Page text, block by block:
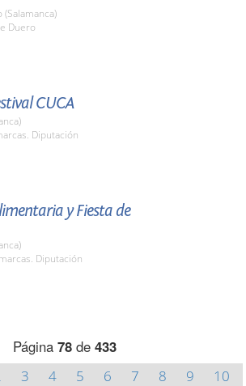
Duero
CUCA
Diputación
y Fiesta de
Diputación
Página 78 de 433
3 4 5 6 7 8 9
10